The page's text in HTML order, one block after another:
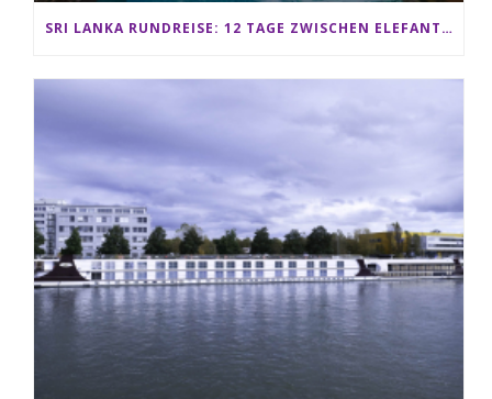
SRI LANKA RUNDREISE: 12 TAGE ZWISCHEN ELEFANTEN, TEEPLANTAGEN & STRAND ALS FAMILIE